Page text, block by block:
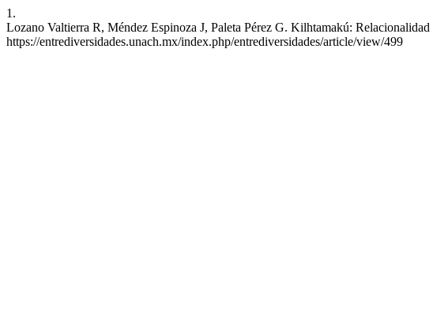
1.
Lozano Valtierra R, Méndez Espinoza J, Paleta Pérez G. Kilhtamakú:
https://entrediversidades.unach.mx/index.php/entrediversidades/article/view/499